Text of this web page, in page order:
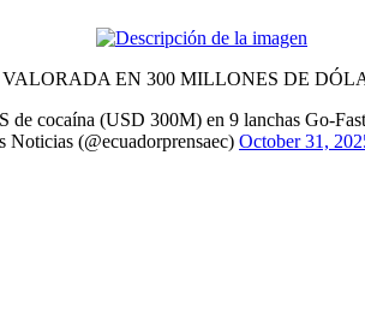
EN 300 MILLONES DE
cocaína (USD 300M) en 9 lanchas Go-
(@ecuadorprensaec) October 31,